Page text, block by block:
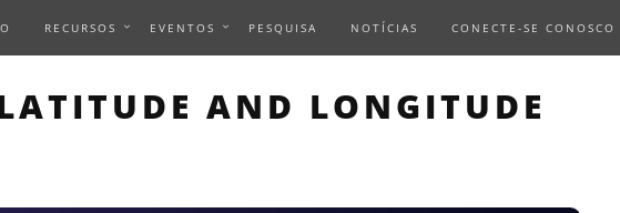
RECURSOS EVENTOS PESQUISA NOTÍCIAS CONECTE-SE CONOSCO
PAGE DESCRIBES AN IMAGE
AND LONGITUDE